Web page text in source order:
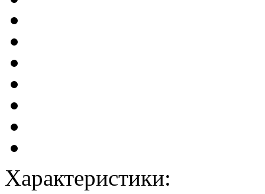
Характеристики: